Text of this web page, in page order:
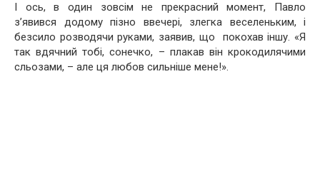
І ось, в один зовсім не прекрасний момент, Павло
з’явився додому пізно ввечері, злегка веселеньким, і
безсило розводячи руками, заявив, що покохав іншу. «Я
так вдячний тобі, сонечко, – плакав він крокодилячими
сльозами, – але ця любов сильніше мене!».